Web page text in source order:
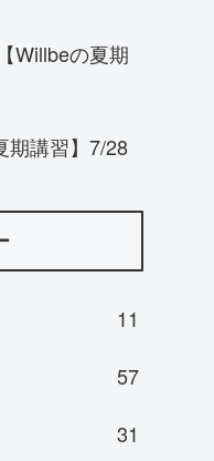
Willbeの夏期
期講習】7/28
11
57
31